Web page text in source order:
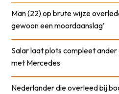
Man (22) op brute wijze
gewoon een moordaanslag’
Salar laat plots compleet
met Mercedes
Nederlander die overleed bij